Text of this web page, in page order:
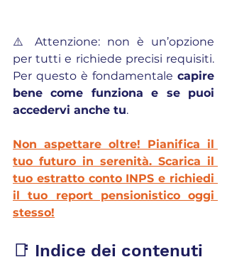
⚠️ Attenzione: non è un’opzione
per tutti e richiede precisi requisiti.
Per questo è fondamentale capire
bene come funziona e se puoi
accedervi anche tu.
Non aspettare oltre! Pianifica il
tuo futuro in serenità. Scarica il
tuo estratto conto INPS e richiedi
il tuo report pensionistico oggi
stesso!
📑 Indice dei contenuti